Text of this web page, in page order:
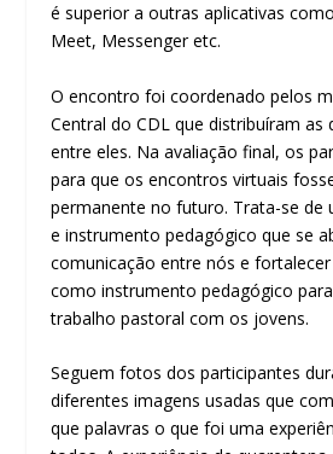
é superior a outras aplicativas
Meet, Messenger etc.
O encontro foi coordenado pelos
Central do CDL que distribuíram as
entre eles. Na avaliação final, os
para que os encontros virtuais
permanente no futuro. Trata-se de
e instrumento pedagógico que se
comunicação entre nós e
como instrumento pedagógico
trabalho pastoral com os jovens.
Seguem fotos dos participantes
diferentes imagens usadas que
que palavras o que foi uma